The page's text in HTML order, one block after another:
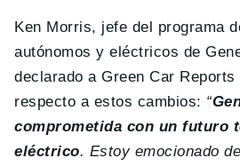
Ken Morris, jefe del programa
autónomos y eléctricos de
declarado a Green Car
respecto a estos cambios: “
comprometida con un futuro
eléctrico. Estoy emocionado